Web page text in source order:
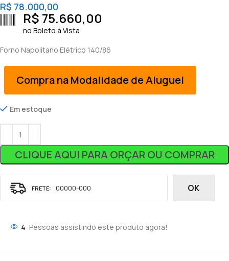
R$ 78.000,00
R$ 75.660,00
no Boleto à Vista
Forno Napolitano Elétrico 140/86
Compra na Modalidade de Aluguel
Em estoque
CLIQUE AQUI PARA ORÇAR OU COMPRAR
OK
4 Pessoas assistindo este produto agora!